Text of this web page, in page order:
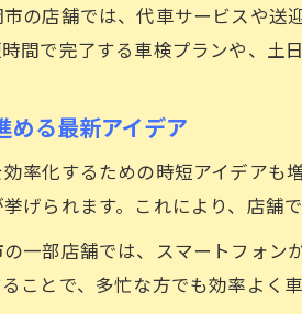
の店舗では、代車サービスや
間で完了する車検プランや、土
める最新アイデア
率化するための時短アイデアも
げられます。これにより、店舗
一部店舗では、スマートフォン
ことで、多忙な方でも効率よく